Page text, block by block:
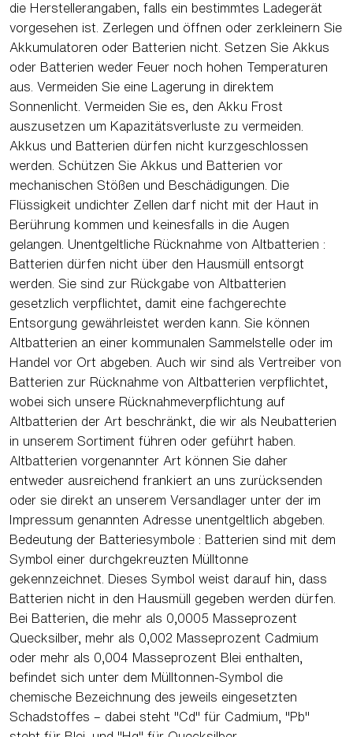
die Herstellerangaben, falls ein bestimmtes Ladegerät
vorgesehen ist. Zerlegen und öffnen oder zerkleinern Sie
Akkumulatoren oder Batterien nicht. Setzen Sie Akkus
oder Batterien weder Feuer noch hohen Temperaturen
aus. Vermeiden Sie eine Lagerung in direktem
Sonnenlicht. Vermeiden Sie es, den Akku Frost
auszusetzen um Kapazitätsverluste zu vermeiden.
Akkus und Batterien dürfen nicht kurzgeschlossen
werden. Schützen Sie Akkus und Batterien vor
mechanischen Stößen und Beschädigungen. Die
Flüssigkeit undichter Zellen darf nicht mit der Haut in
Berührung kommen und keinesfalls in die Augen
gelangen. Unentgeltliche Rücknahme von Altbatterien :
Batterien dürfen nicht über den Hausmüll entsorgt
werden. Sie sind zur Rückgabe von Altbatterien
gesetzlich verpflichtet, damit eine fachgerechte
Entsorgung gewährleistet werden kann. Sie können
Altbatterien an einer kommunalen Sammelstelle oder im
Handel vor Ort abgeben. Auch wir sind als Vertreiber von
Batterien zur Rücknahme von Altbatterien verpflichtet,
wobei sich unsere Rücknahmeverpflichtung auf
Altbatterien der Art beschränkt, die wir als Neubatterien
in unserem Sortiment führen oder geführt haben.
Altbatterien vorgenannter Art können Sie daher
entweder ausreichend frankiert an uns zurücksenden
oder sie direkt an unserem Versandlager unter der im
Impressum genannten Adresse unentgeltlich abgeben.
Bedeutung der Batteriesymbole : Batterien sind mit dem
Symbol einer durchgekreuzten Mülltonne
gekennzeichnet. Dieses Symbol weist darauf hin, dass
Batterien nicht in den Hausmüll gegeben werden dürfen.
Bei Batterien, die mehr als 0,0005 Masseprozent
Quecksilber, mehr als 0,002 Masseprozent Cadmium
oder mehr als 0,004 Masseprozent Blei enthalten,
befindet sich unter dem Mülltonnen-Symbol die
chemische Bezeichnung des jeweils eingesetzten
Schadstoffes – dabei steht "Cd" für Cadmium, "Pb"